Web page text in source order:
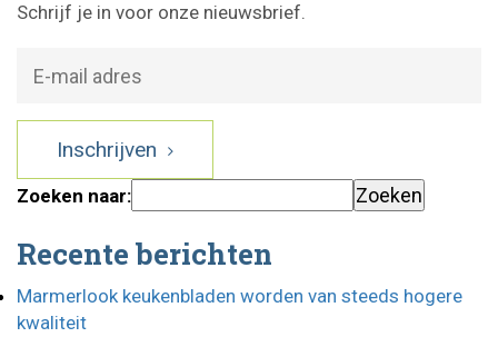
Schrijf je in voor onze nieuwsbrief.
Inschrijven
Zoeken naar:
Recente berichten
Marmerlook keukenbladen worden van steeds hogere
kwaliteit